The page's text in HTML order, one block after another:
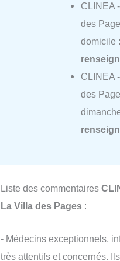
CLINEA
des
domicile :
CLINEA
des
Liste des commentaires
La Villa des Pages :
- Médecins exceptionnels,
très attentifs et concernés.